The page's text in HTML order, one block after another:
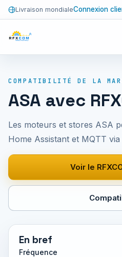
Livraison mondialeConnexion
COMPATIBILITÉ DE LA
ASA avec
Les moteurs et stores ASA
Home Assistant et MQTT via
Voir le
En bref
Fréquence